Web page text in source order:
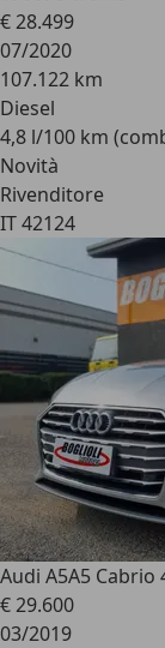
€ 28.499
07/2020
107.122 km
Diesel
4,8 l/100 km
Novità
Rivenditore
IT 42124
Audi A5A5 Cabrio
€ 29.600
03/2019